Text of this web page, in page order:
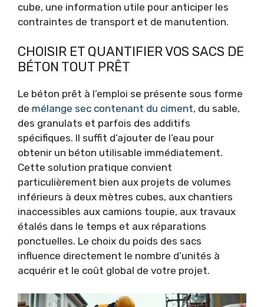
cube, une information utile pour anticiper les
contraintes de transport et de manutention.
CHOISIR ET QUANTIFIER VOS SACS DE
BÉTON TOUT PRÊT
Le béton prêt à l’emploi se présente sous forme
de mélange sec contenant du ciment, du sable,
des granulats et parfois des additifs
spécifiques. Il suffit d’ajouter de l’eau pour
obtenir un béton utilisable immédiatement.
Cette solution pratique convient
particulièrement bien aux projets de volumes
inférieurs à deux mètres cubes, aux chantiers
inaccessibles aux camions toupie, aux travaux
étalés dans le temps et aux réparations
ponctuelles. Le choix du poids des sacs
influence directement le nombre d’unités à
acquérir et le coût global de votre projet.